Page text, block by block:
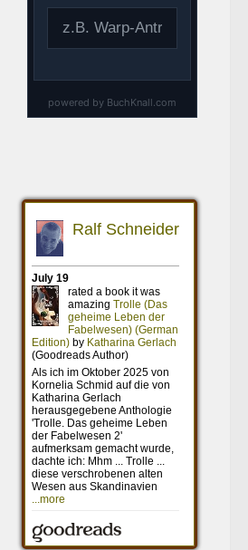
Trash
21. APRIL 2016